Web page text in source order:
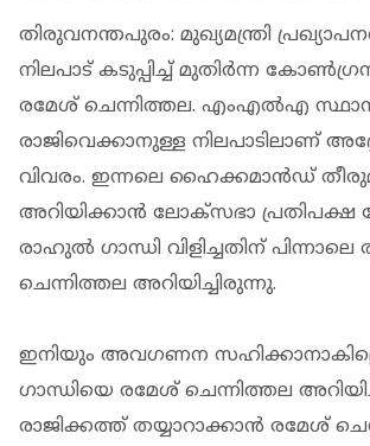
തിരുവനന്തപുരം: മുഖ്യമന്ത്രി
നിലപാട് കടുപ്പിച്ച് മുതിര്‍ന്ന
രമേശ് ചെന്നിത്തല. എംഎല്‍എ
രാജിവെക്കാനുള്ള നിലപാടിലാണ്
വിവരം. ഇന്നലെ ഹൈക്കമാന്‍ഡ്
അറിയിക്കാന്‍ ലോക്‌സഭാ പ്രതിപക്ഷ
രാഹുല്‍ ഗാന്ധി വിളിച്ചതിന് പിന്നാലെ
ചെന്നിത്തല അറിയിച്ചിരുന്നു.
ഇനിയും അവഗണന
ഗാന്ധിയെ രമേശ് ചെന്നിത്തല
രാജിക്കത്ത് തയ്യാറാക്കാന്‍ രമേശ്